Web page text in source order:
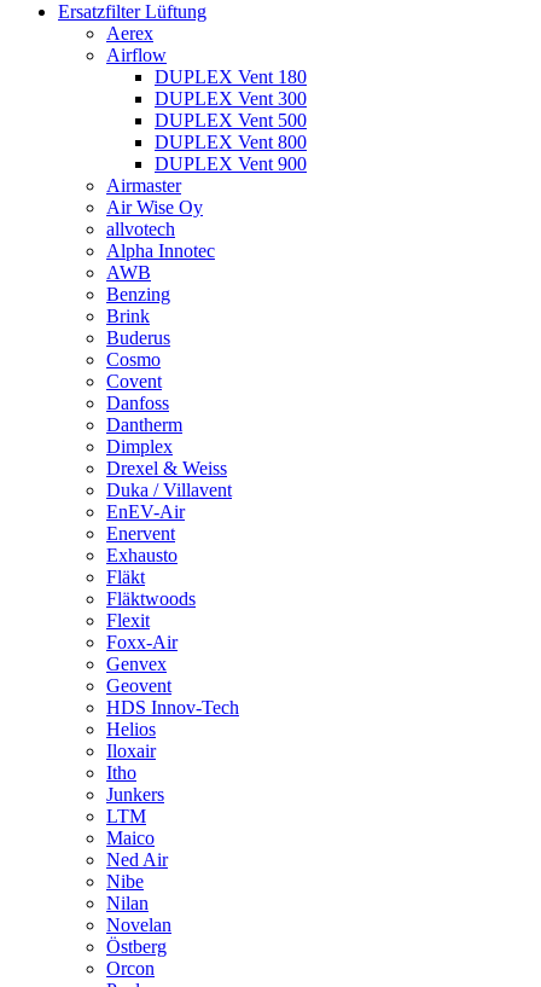
Ersatzfilter Lüftung
Aerex
Airflow
DUPLEX Vent 180
DUPLEX Vent 300
DUPLEX Vent 500
DUPLEX Vent 800
DUPLEX Vent 900
Airmaster
Air Wise Oy
allvotech
Alpha Innotec
AWB
Benzing
Brink
Buderus
Cosmo
Covent
Danfoss
Dantherm
Dimplex
Drexel & Weiss
Duka / Villavent
EnEV-Air
Enervent
Exhausto
Fläkt
Fläktwoods
Flexit
Foxx-Air
Genvex
Geovent
HDS Innov-Tech
Helios
Iloxair
Itho
Junkers
LTM
Maico
Ned Air
Nibe
Nilan
Novelan
Östberg
Orcon